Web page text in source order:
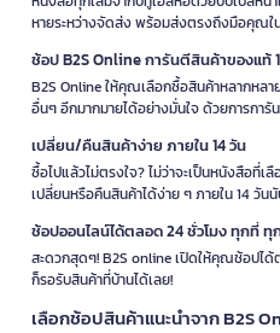
หายระหว่างจัดส่ง พร้อมส่งตรงถึงมือคุณ
ช้อป B2S Online การันตีสินค้าของแท้
B2S Online ให้คุณเลือกซื้อสินค้าหลากหลา
อื่นๆ อีกมากมายได้อย่างมั่นใจ ด้วยการกา
เปลี่ยน/คืนสินค้าง่าย ภายใน 14 วัน
ซื้อไปแล้วไม่ตรงใจ? ไม่ว่าจะเป็นหนังสือ
เปลี่ยนหรือคืนสินค้าได้ง่าย ๆ ภายใน 14 วัน
ช้อปออนไลน์ได้ตลอด 24 ชั่วโมง ทุกที่ ทุ
สะดวกสุดๆ! B2S online เปิดให้คุณช้อปไ
ก็รอรับสินค้าที่บ้านได้เลย!
เลือกช้อปสินค้าแนะนำจาก B2S